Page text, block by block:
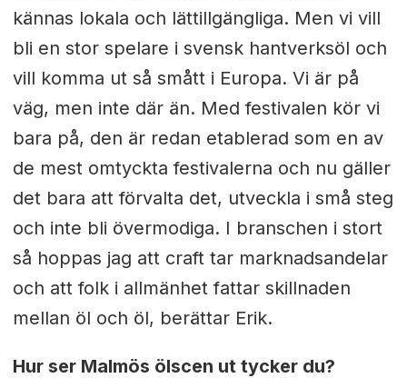
kännas lokala och lättillgängliga. Men vi vill
bli en stor spelare i svensk hantverksöl och
vill komma ut så smått i Europa. Vi är på
väg, men inte där än. Med festivalen kör vi
bara på, den är redan etablerad som en av
de mest omtyckta festivalerna och nu gäller
det bara att förvalta det, utveckla i små steg
och inte bli övermodiga. I branschen i stort
så hoppas jag att craft tar marknadsandelar
och att folk i allmänhet fattar skillnaden
mellan öl och öl, berättar Erik.
Hur ser Malmös ölscen ut tycker du?